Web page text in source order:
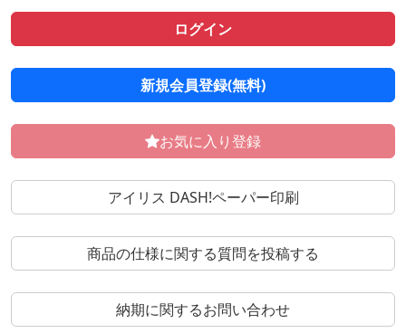
ログイン
新規会員登録(無料)
お気に入り登録
アイリス DASH!ペーパー印刷
商品の仕様に関する質問を投稿する
納期に関するお問い合わせ